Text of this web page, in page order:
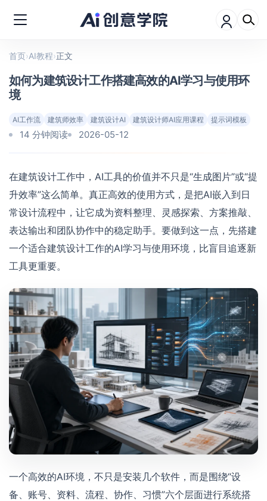
首页›AI教程›正文
如何为建筑设计工作搭建高效的AI学习与使用环
境
AI工作流 建筑师效率 建筑设计AI 建筑设计师AI应用课程 提示词模板
14 分钟阅读 2026-05-12
在建筑设计工作中，AI工具的价值并不只是“生成图片”或“提
升效率”这么简单。真正高效的使用方式，是把AI嵌入到日
常设计流程中，让它成为资料整理、灵感探索、方案推敲、
表达输出和团队协作中的稳定助手。要做到这一点，先搭建
一个适合建筑设计工作的AI学习与使用环境，比盲目追逐新
工具更重要。
一个高效的AI环境，不只是安装几个软件，而是围绕“设
备、账号、资料、流程、协作、习惯”六个层面进行系统搭